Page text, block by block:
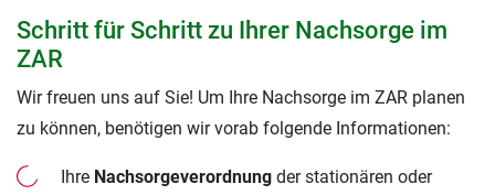
Schritt für Schritt zu Ihrer Nachsorge im
ZAR
Wir freuen uns auf Sie! Um Ihre Nachsorge im ZAR planen
zu können, benötigen wir vorab folgende Informationen:
Ihre Nachsorgeverordnung der stationären oder